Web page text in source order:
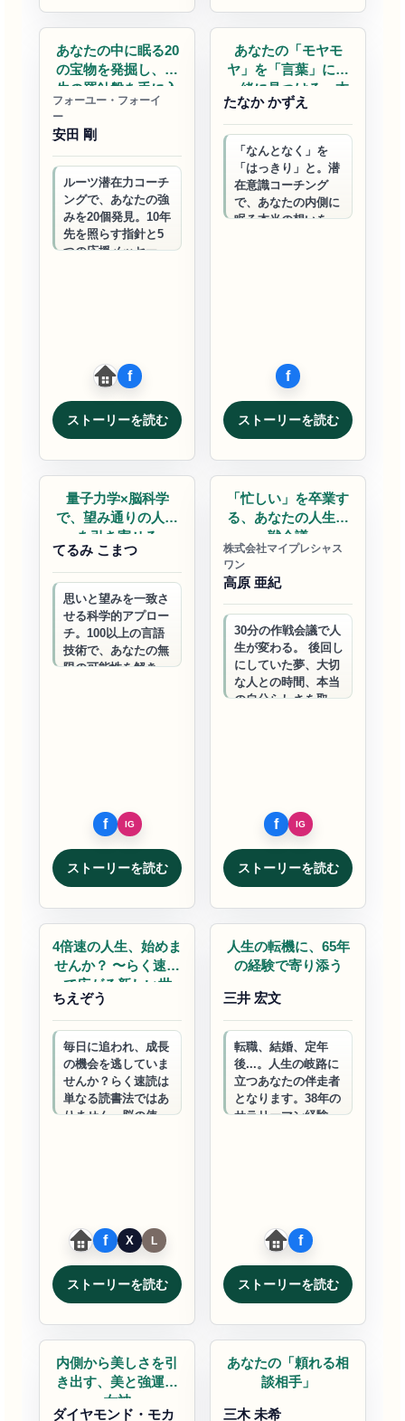
あなたの中に眠る20
の宝物を発掘し、人
生の羅針盤を手に入
れる
フォーユー・フォーイ
ー
安田 剛
ルーツ潜在力コーチ
ングで、あなたの強
みを20個発見。10年
先を照らす指針と5
つの応援メッセージ
ストーリーを読む
あなたの「モヤモ
ヤ」を「言葉」に。
一緒に見つける、本
当の想…
たなか かずえ
「なんとなく」を
「はっきり」と。潜
在意識コーチング
で、あなたの内側に
眠る本当の想いを言
ストーリーを読む
量子力学×脳科学
で、望み通りの人生
を引き寄せる
てるみ こまつ
思いと望みを一致さ
せる科学的アプロー
チ。100以上の言語
技術で、あなたの無
限の可能性を解き放
ストーリーを読む
「忙しい」を卒業す
る、あなたの人生作
戦会議
株式会社マイプレシャス
ワン
高原 亜紀
30分の作戦会議で人
生が変わる。 後回し
にしていた夢、大切
な人との時間、本当
の自分らしさを取り
ストーリーを読む
4倍速の人生、始めま
せんか？ 〜らく速読
で広がる新しい世
界〜
ちえぞう
毎日に追われ、成長
の機会を逃していま
せんか？らく速読は
単なる読書法ではあ
りません。脳の使い
ストーリーを読む
人生の転機に、65年
の経験で寄り添う
三井 宏文
転職、結婚、定年
後...。人生の岐路に
立つあなたの伴走者
となります。38年の
サラリーマン経験と
ストーリーを読む
内側から美しさを引
き出す、美と強運の
女神
ダイヤモンド・モカ
あなたの「頼れる相
談相手」
三木 未希